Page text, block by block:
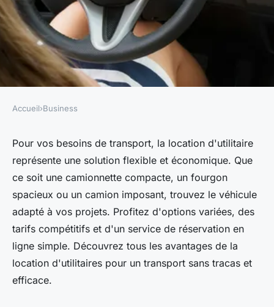
Location utilitaire pour tous
vos besoins de transport
Louis•16 juillet 2024•5 min de lecture
Accueil›Business
Pour vos besoins de transport, la location d'utilitaire
représente une solution flexible et économique. Que
ce soit une camionnette compacte, un fourgon
spacieux ou un camion imposant, trouvez le véhicule
adapté à vos projets. Profitez d'options variées, des
tarifs compétitifs et d'un service de réservation en
ligne simple. Découvrez tous les avantages de la
location d'utilitaires pour un transport sans tracas et
efficace.